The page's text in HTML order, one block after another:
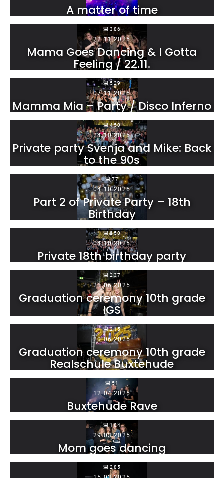
A matter of time
386
22.11.2025
Mama Goes Dancing & I Gotta
Feeling / 22.11.
529
07.11.2025
Mamma Mia – Party / Disco Inferno
450
24.10.2025
Private party Svenja and Mike: Back
to the 90s
77
04.10.2025
Part 2 of Private Party – 18th
Birthday
350
04.10.2025
Private 18th birthday party
237
21.06.2025
Graduation ceremony 10th grade
IGS
215
20.06.2025
Graduation ceremony 10th grade
Realschule Buxtehude
51
12.04.2025
Buxtehude Rave
184
29.03.2025
Mom goes dancing
285